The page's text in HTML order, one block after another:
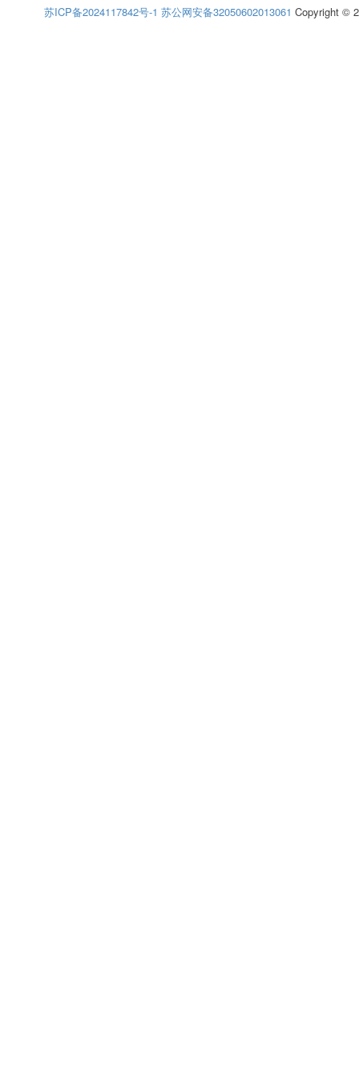
苏ICP备2024117842号-1 苏公网安备32050602013061 Copyright ©